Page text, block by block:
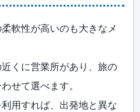
軟性が高いのも大きなメ
くに営業所があり、旅の
せて選べます。
用すれば、出発地と異な